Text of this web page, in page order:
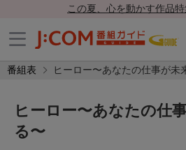
この夏、心を動かす作品
番組表 ヒーロー〜あなたの仕事が未
ヒーロー〜あなたの仕
る〜